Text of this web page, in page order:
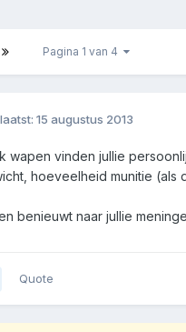
Pagina 1 van 4
15 augustus 2013
wapen vinden jullie
hoeveelheid munitie (als
benieuwt naar jullie
Quote